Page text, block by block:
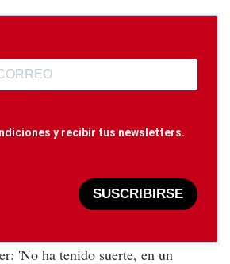
y recibir tus newsletters.
SUSCRIBIRSE
'No ha tenido suerte, en un